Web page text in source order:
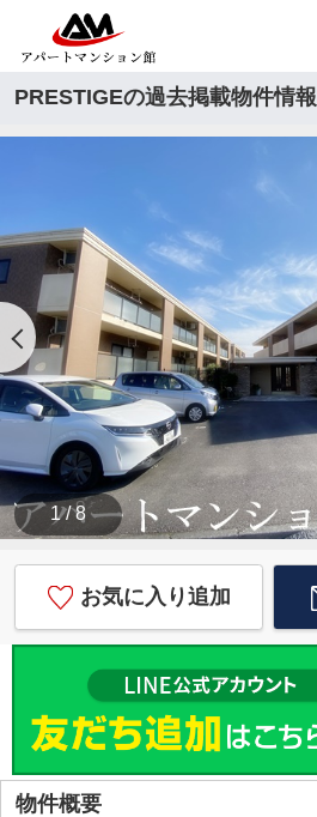
PRESTIGEの過去掲載物件情報
1 / 8
お気に入り追加
物件概要